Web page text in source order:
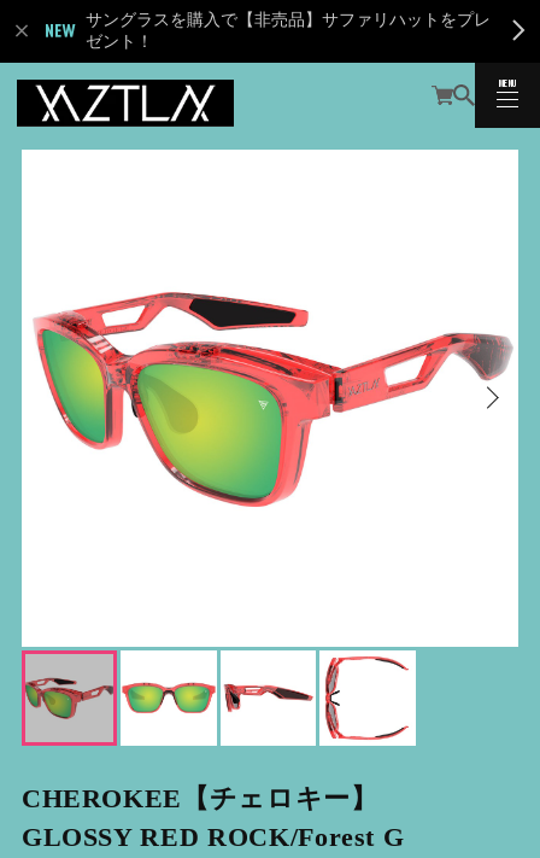
サングラスを購入で【非売品】サファリハットをプレ
ゼント！
MENU
CLOSE
CHEROKEE【チェロキー】
GLOSSY RED ROCK/Forest G